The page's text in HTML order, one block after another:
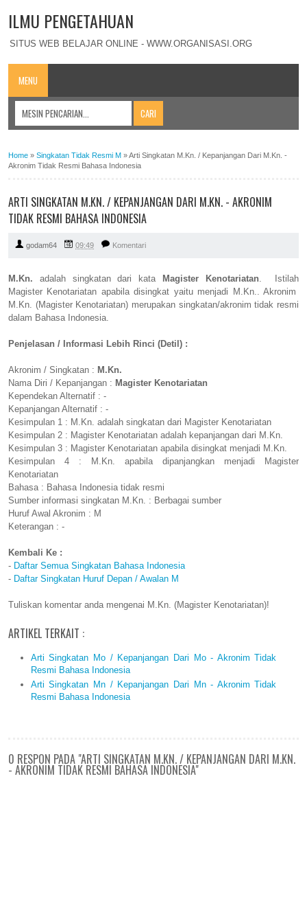
ILMU PENGETAHUAN
SITUS WEB BELAJAR ONLINE - WWW.ORGANISASI.ORG
MENU
Home » Singkatan Tidak Resmi M »Arti Singkatan M.Kn. / Kepanjangan Dari M.Kn. -
Akronim Tidak Resmi Bahasa Indonesia
ARTI SINGKATAN M.KN. / KEPANJANGAN DARI M.KN. - AKRONIM
TIDAK RESMI BAHASA INDONESIA
godam64 09:49 Komentari
M.Kn. adalah singkatan dari kata Magister Kenotariatan. Istilah
Magister Kenotariatan apabila disingkat yaitu menjadi M.Kn.. Akronim
M.Kn. (Magister Kenotariatan) merupakan singkatan/akronim tidak resmi
dalam Bahasa Indonesia.
Penjelasan / Informasi Lebih Rinci (Detil) :
Akronim / Singkatan : M.Kn.
Nama Diri / Kepanjangan : Magister Kenotariatan
Kependekan Alternatif : -
Kepanjangan Alternatif : -
Kesimpulan 1 : M.Kn. adalah singkatan dari Magister Kenotariatan
Kesimpulan 2 : Magister Kenotariatan adalah kepanjangan dari M.Kn.
Kesimpulan 3 : Magister Kenotariatan apabila disingkat menjadi M.Kn.
Kesimpulan 4 : M.Kn. apabila dipanjangkan menjadi Magister
Kenotariatan
Bahasa : Bahasa Indonesia tidak resmi
Sumber informasi singkatan M.Kn. : Berbagai sumber
Huruf Awal Akronim : M
Keterangan : -
Kembali Ke :
- Daftar Semua Singkatan Bahasa Indonesia
- Daftar Singkatan Huruf Depan / Awalan M
Tuliskan komentar anda mengenai M.Kn. (Magister Kenotariatan)!
ARTIKEL TERKAIT :
Arti Singkatan Mo / Kepanjangan Dari Mo - Akronim Tidak
Resmi Bahasa Indonesia
Arti Singkatan Mn / Kepanjangan Dari Mn - Akronim Tidak
Resmi Bahasa Indonesia
0 RESPON PADA "ARTI SINGKATAN M.KN. / KEPANJANGAN DARI M.KN.
- AKRONIM TIDAK RESMI BAHASA INDONESIA"